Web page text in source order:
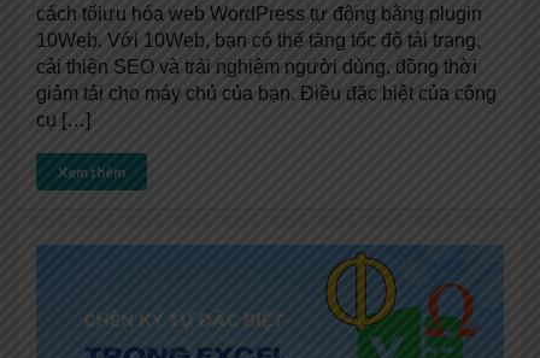
cách tốiưu hóa web WordPress tự động bằng plugin
10Web. Với 10Web, bạn có thể tăng tốc độ tải trang,
cải thiện SEO và trải nghiệm người dùng, đồng thời
giảm tải cho máy chủ của bạn. Điều đặc biệt của công
cụ […]
Xem thêm